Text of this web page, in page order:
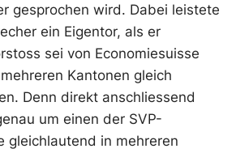
gesprochen wird. Dabei leistete
ein Eigentor, als er
sei von Economiesuisse
Kantonen gleich
Denn direkt anschliessend
um einen der SVP-
gleichlautend in mehreren